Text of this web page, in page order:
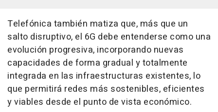
Telefónica también matiza que, más que un
salto disruptivo, el 6G debe entenderse como una
evolución progresiva, incorporando nuevas
capacidades de forma gradual y totalmente
integrada en las infraestructuras existentes, lo
que permitirá redes más sostenibles, eficientes
y viables desde el punto de vista económico.